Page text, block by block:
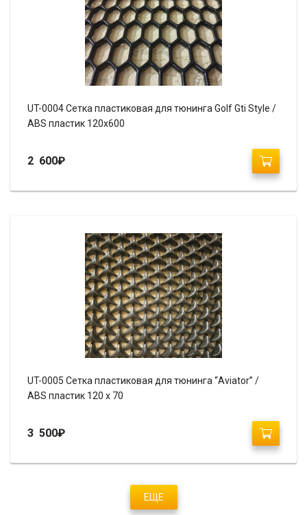
UT-0004 Сетка пластиковая для тюнинга Golf Gti Style /
ABS пластик 120х600
2 600₽
UT-0005 Сетка пластиковая для тюнинга “Aviator” /
ABS пластик 120 х 70
3 500₽
ЕЩЕ